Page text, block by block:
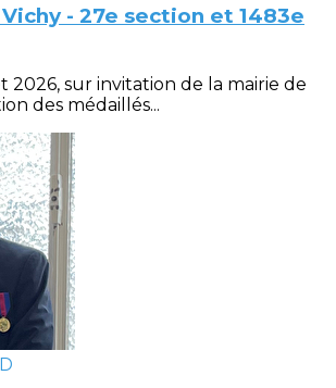
- 27e section et 1483e
2026, sur invitation de la mairie de
des médaillés...